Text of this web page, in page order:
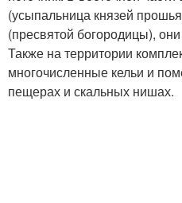
(усыпальница князей
(пресвятой богородицы),
Также на территории
многочисленные кельи и
пещерах и скальных нишах.